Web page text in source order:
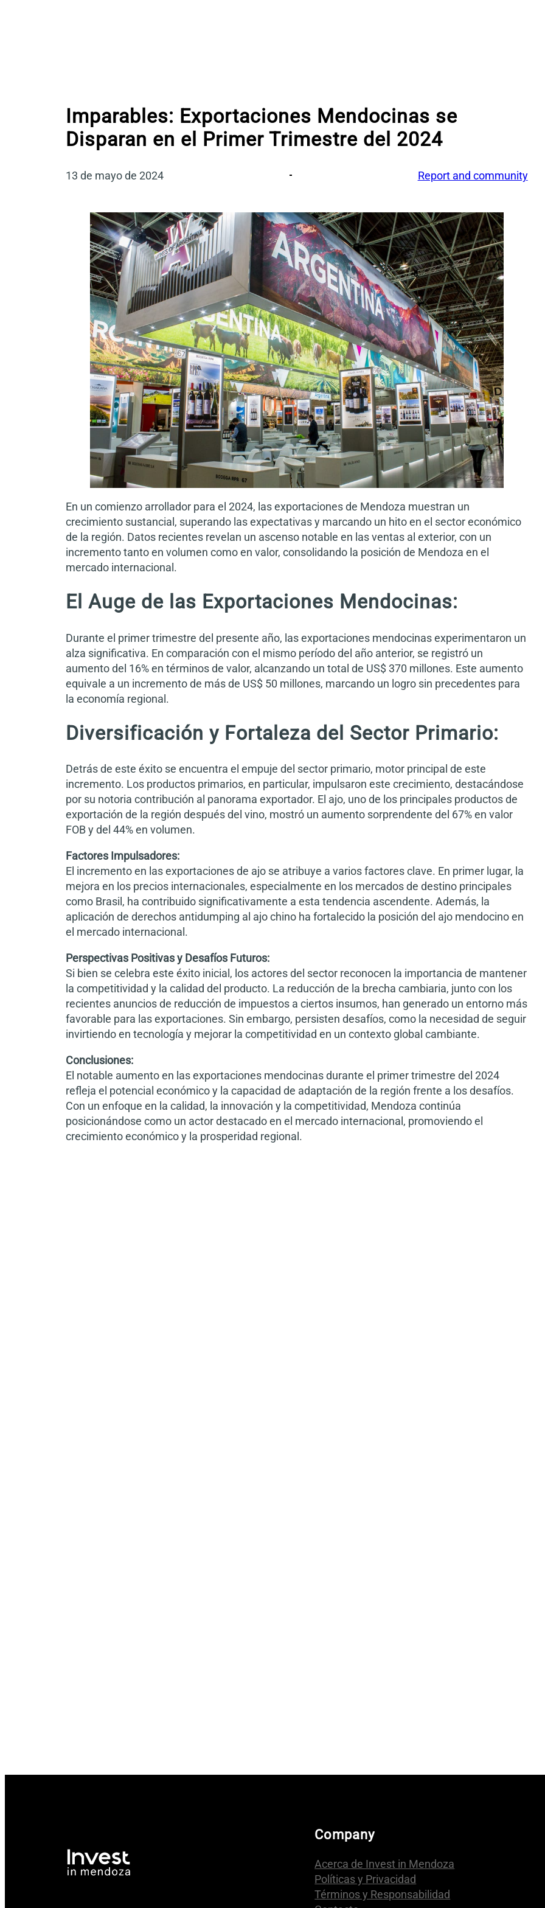
Imparables: Exportaciones Mendocinas se
Disparan en el Primer Trimestre del 2024
13 de mayo de 2024 Report and community
En un comienzo arrollador para el 2024, las exportaciones de Mendoza muestran un
crecimiento sustancial, superando las expectativas y marcando un hito en el sector económico
de la región. Datos recientes revelan un ascenso notable en las ventas al exterior, con un
incremento tanto en volumen como en valor, consolidando la posición de Mendoza en el
mercado internacional.
El Auge de las Exportaciones Mendocinas:
Durante el primer trimestre del presente año, las exportaciones mendocinas experimentaron un
alza significativa. En comparación con el mismo período del año anterior, se registró un
aumento del 16% en términos de valor, alcanzando un total de US$ 370 millones. Este aumento
equivale a un incremento de más de US$ 50 millones, marcando un logro sin precedentes para
la economía regional.
Diversificación y Fortaleza del Sector Primario:
Detrás de este éxito se encuentra el empuje del sector primario, motor principal de este
incremento. Los productos primarios, en particular, impulsaron este crecimiento, destacándose
por su notoria contribución al panorama exportador. El ajo, uno de los principales productos de
exportación de la región después del vino, mostró un aumento sorprendente del 67% en valor
FOB y del 44% en volumen.
Factores Impulsadores:
El incremento en las exportaciones de ajo se atribuye a varios factores clave. En primer lugar, la
mejora en los precios internacionales, especialmente en los mercados de destino principales
como Brasil, ha contribuido significativamente a esta tendencia ascendente. Además, la
aplicación de derechos antidumping al ajo chino ha fortalecido la posición del ajo mendocino en
el mercado internacional.
Perspectivas Positivas y Desafíos Futuros:
Si bien se celebra este éxito inicial, los actores del sector reconocen la importancia de mantener
la competitividad y la calidad del producto. La reducción de la brecha cambiaria, junto con los
recientes anuncios de reducción de impuestos a ciertos insumos, han generado un entorno más
favorable para las exportaciones. Sin embargo, persisten desafíos, como la necesidad de seguir
invirtiendo en tecnología y mejorar la competitividad en un contexto global cambiante.
Conclusiones:
El notable aumento en las exportaciones mendocinas durante el primer trimestre del 2024
refleja el potencial económico y la capacidad de adaptación de la región frente a los desafíos.
Con un enfoque en la calidad, la innovación y la competitividad, Mendoza continúa
posicionándose como un actor destacado en el mercado internacional, promoviendo el
crecimiento económico y la prosperidad regional.
Company
Acerca de Invest in Mendoza
Políticas y Privacidad
Términos y Responsabilidad